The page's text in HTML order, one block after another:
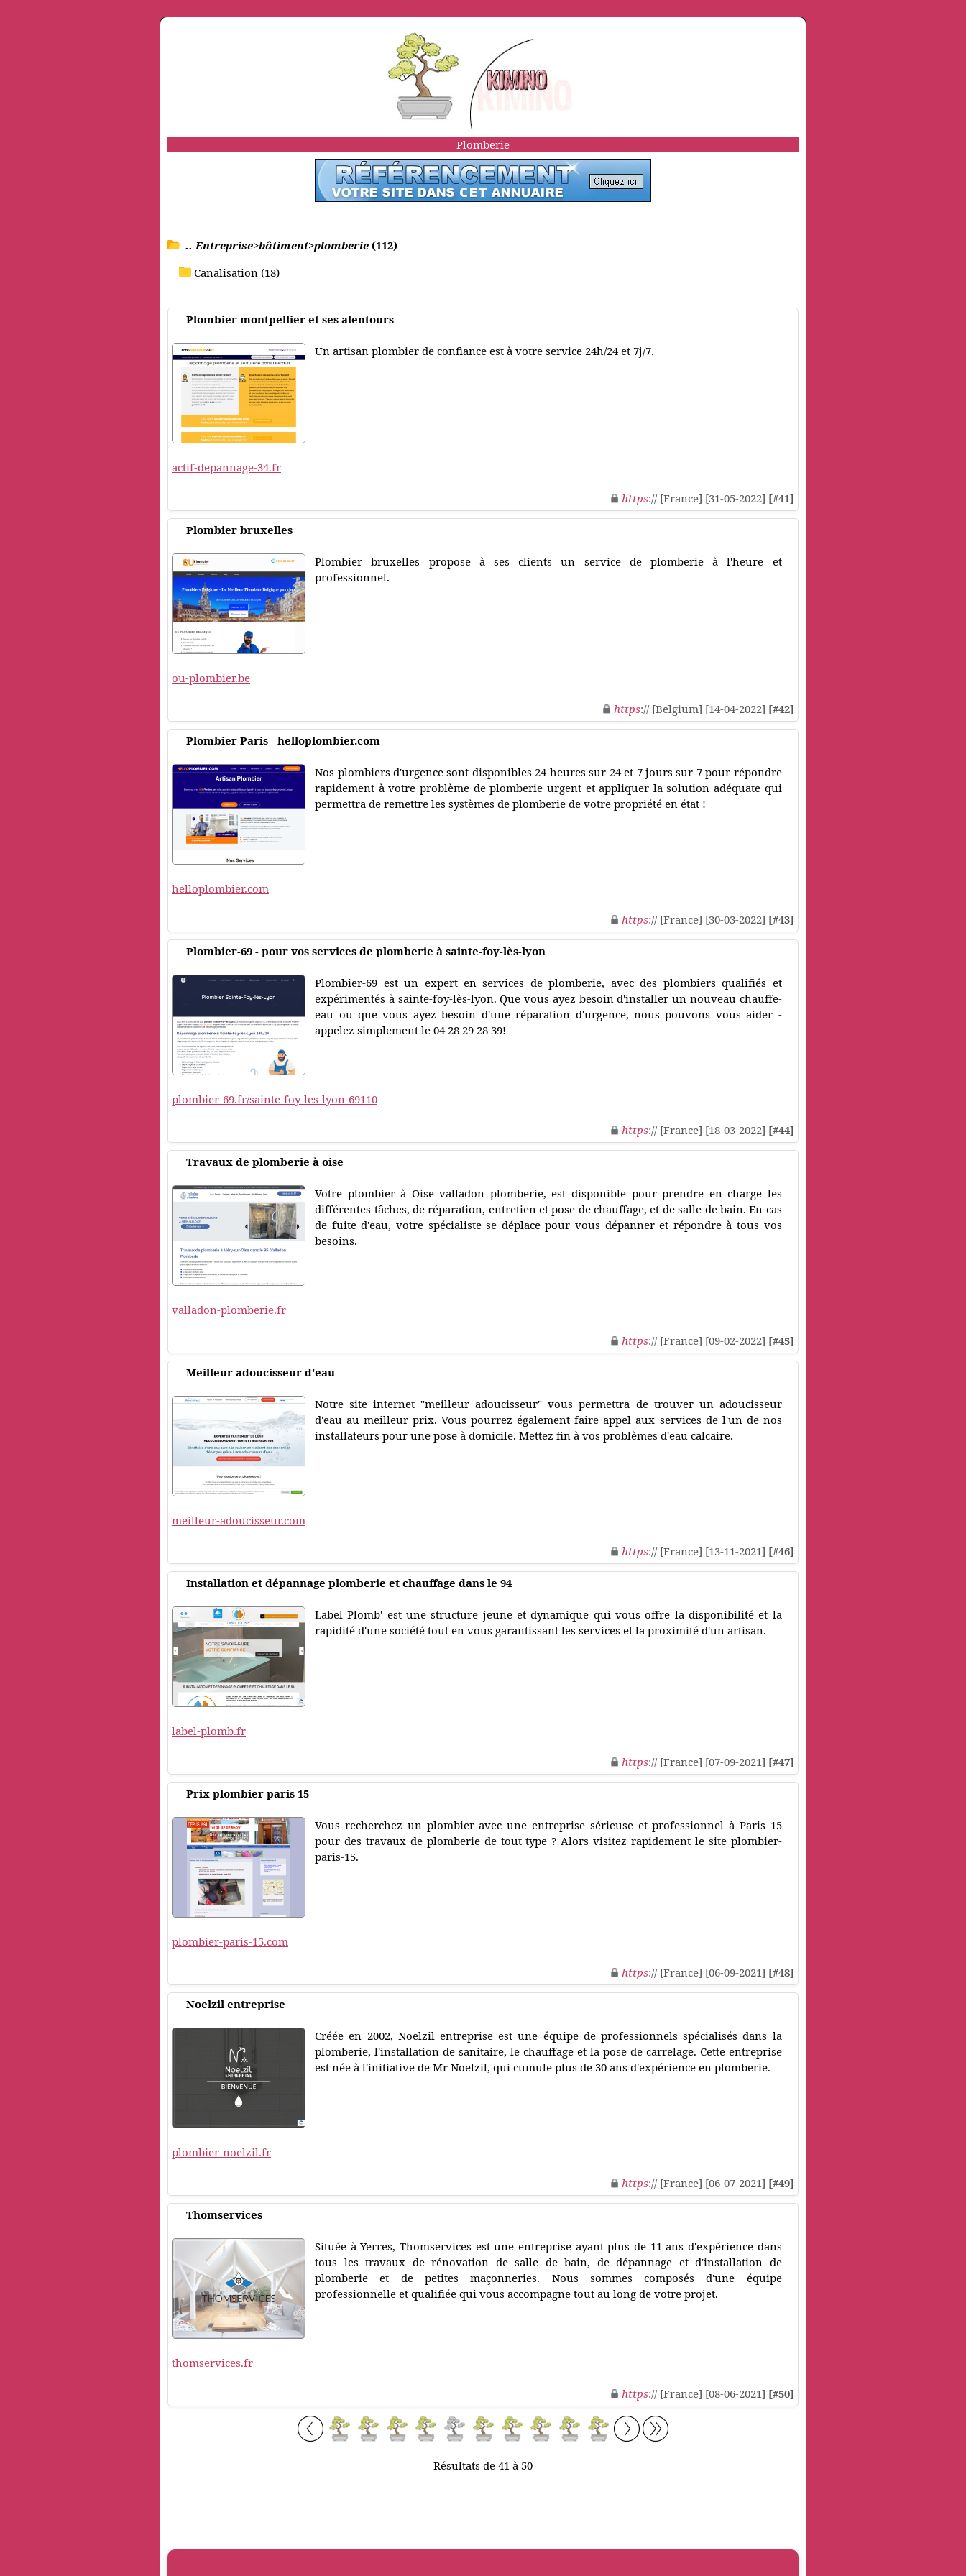
Plomberie
.. Entreprise>bâtiment>plomberie (112)
Canalisation (18)
Plombier montpellier et ses alentours
Un artisan plombier de confiance est à votre service 24h/24 et 7j/7.
actif-depannage-34.fr
https:// [France] [31-05-2022] [#41]
Plombier bruxelles
Plombier bruxelles propose à ses clients un service de plomberie à l'heure et
professionnel.
ou-plombier.be
https:// [Belgium] [14-04-2022] [#42]
Plombier Paris - helloplombier.com
Nos plombiers d'urgence sont disponibles 24 heures sur 24 et 7 jours sur 7 pour répondre
rapidement à votre problème de plomberie urgent et appliquer la solution adéquate qui
permettra de remettre les systèmes de plomberie de votre propriété en état !
helloplombier.com
https:// [France] [30-03-2022] [#43]
Plombier-69 - pour vos services de plomberie à sainte-foy-lès-lyon
Plombier-69 est un expert en services de plomberie, avec des plombiers qualifiés et
expérimentés à sainte-foy-lès-lyon. Que vous ayez besoin d'installer un nouveau chauffe-
eau ou que vous ayez besoin d'une réparation d'urgence, nous pouvons vous aider -
appelez simplement le 04 28 29 28 39!
plombier-69.fr/sainte-foy-les-lyon-69110
https:// [France] [18-03-2022] [#44]
Travaux de plomberie à oise
Votre plombier à Oise valladon plomberie, est disponible pour prendre en charge les
différentes tâches, de réparation, entretien et pose de chauffage, et de salle de bain. En cas
de fuite d'eau, votre spécialiste se déplace pour vous dépanner et répondre à tous vos
besoins.
valladon-plomberie.fr
https:// [France] [09-02-2022] [#45]
Meilleur adoucisseur d'eau
Notre site internet "meilleur adoucisseur" vous permettra de trouver un adoucisseur
d'eau au meilleur prix. Vous pourrez également faire appel aux services de l'un de nos
installateurs pour une pose à domicile. Mettez fin à vos problèmes d'eau calcaire.
meilleur-adoucisseur.com
https:// [France] [13-11-2021] [#46]
Installation et dépannage plomberie et chauffage dans le 94
Label Plomb' est une structure jeune et dynamique qui vous offre la disponibilité et la
rapidité d'une société tout en vous garantissant les services et la proximité d'un artisan.
label-plomb.fr
https:// [France] [07-09-2021] [#47]
Prix plombier paris 15
Vous recherchez un plombier avec une entreprise sérieuse et professionnel à Paris 15
pour des travaux de plomberie de tout type ? Alors visitez rapidement le site plombier-
paris-15.
plombier-paris-15.com
https:// [France] [06-09-2021] [#48]
Noelzil entreprise
Créée en 2002, Noelzil entreprise est une équipe de professionnels spécialisés dans la
plomberie, l'installation de sanitaire, le chauffage et la pose de carrelage. Cette entreprise
est née à l'initiative de Mr Noelzil, qui cumule plus de 30 ans d'expérience en plomberie.
plombier-noelzil.fr
https:// [France] [06-07-2021] [#49]
Thomservices
Située à Yerres, Thomservices est une entreprise ayant plus de 11 ans d'expérience dans
tous les travaux de rénovation de salle de bain, de dépannage et d'installation de
plomberie et de petites maçonneries. Nous sommes composés d'une équipe
professionnelle et qualifiée qui vous accompagne tout au long de votre projet.
thomservices.fr
https:// [France] [08-06-2021] [#50]
Résultats de 41 à 50